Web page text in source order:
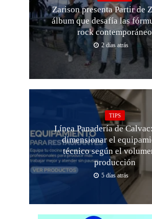
Zarison presenta Partir de
álbum que desafía las
rock contemporáneo
2 días atrás
TIPS
Línea Panadería de
dimensionar el
técnico según el
producción
5 días atrás